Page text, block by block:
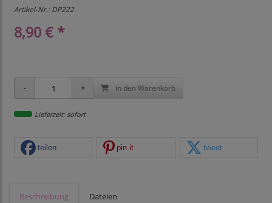
Artikel-Nr.:DP222
8,90 € *
in den Warenkorb
Lieferzeit: sofort
teilen pin it tweet
Beschreibung Dateien